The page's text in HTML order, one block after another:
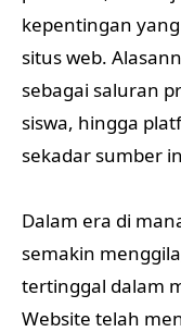
kepentingan
situs web.
sebagai saluran
siswa, hingga
sekadar sumber
Dalam era di
semakin
tertinggal dalam
Website telah